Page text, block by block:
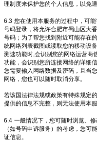
理制度来保护您的个人信息，以免
6.3 您在使用本服务的过程中，可
号码登录，将允许合肥市蜀山区大
号码；为了帮您找到附近可能存在
统网络列表截图或读取您的移动设
测速功能时,会识别您的网络运营商
功能，会识别您所连接网络的详细
您需要输入网络数据及密码，且当
网络，您也可以随时取消分享。
若该国法律法规或政策有特殊规定
提供的信息不完整，则无法使用本
6.4 一般情况下，您可随时浏览、
（如号码申诉服务）的考虑，您可
证信息。